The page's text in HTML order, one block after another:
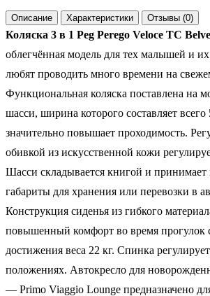
Описание Характеристики Отзывы (0)
Коляска 3 в 1 Peg Perego Veloce TC
облегчённая модель для тех малышей и
любят проводить много времени на
Функциональная коляска поставлена на
шасси, ширина которого составляет
значительно повышает проходимость.
обивкой из искусственной кожи
Шасси складывается книгой и
габариты для хранения или перевозки в
Конструкция сиденья из гибкого
повышенный комфорт во время прогулок
достижения веса 22 кг. Спинка
положениях. Автокресло для
— Primo Viaggio Lounge предназначено